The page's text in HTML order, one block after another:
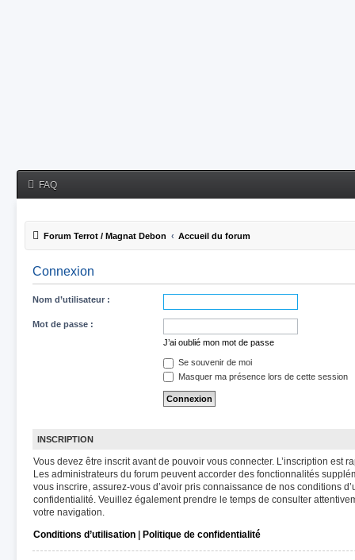
FAQ
Forum Terrot / Magnat Debon Accueil du forum
Connexion
Nom d’utilisateur :
Mot de passe :
J’ai oublié mon mot de passe
Se souvenir de moi
Masquer ma présence lors de cette session
INSCRIPTION
Vous devez être inscrit avant de pouvoir vous connecter. L’inscription est
Les administrateurs du forum peuvent accorder des fonctionnalités
vous inscrire, assurez-vous d’avoir pris connaissance de nos conditions
confidentialité. Veuillez également prendre le temps de consulter
votre navigation.
Conditions d’utilisation | Politique de confidentialité